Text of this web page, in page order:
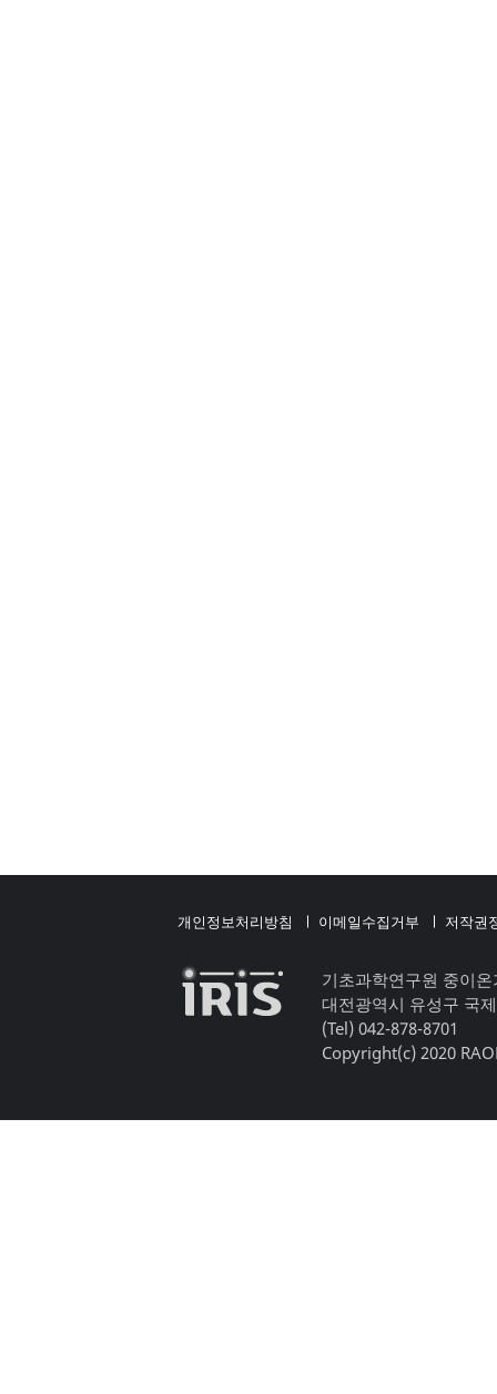
개인정보처리방침 이메일수집거부 저작권
기초과학연구원 중이
대전광역시 유성구 국
(Tel) 042-878-8701
Copyright(c) 2020